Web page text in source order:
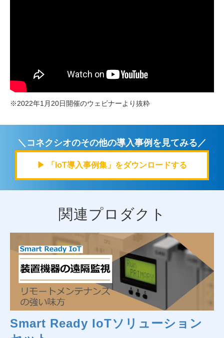
※2022年1月20日開催のウェビナーより抜粋
＼コネクシオのその他の導入事例を見てみる／
▶ 「IoT導入事例集」をダウンロードする
関連プロダクト
Smart Ready IoTソリューション